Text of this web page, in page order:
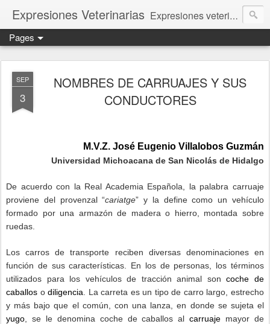
Expresiones Veterinarias Expresiones veterinarias es una publicación en linea de la biblioteca de la Facultad de Veterinaria y Zootecnia de la UNAM
Pages
SEP
3
NOMBRES DE CARRUAJES Y SUS
CONDUCTORES
M.V.Z. José Eugenio Villalobos Guzmán
Universidad Michoacana de San Nicolás de Hidalgo
De acuerdo con la Real Academia Española, la palabra carruaje
proviene del provenzal “cariatge” y la define como un vehículo
formado por una armazón de madera o hierro, montada sobre
ruedas.
Los carros de transporte reciben diversas denominaciones en
función de sus características. En los de personas, los términos
utilizados para los vehículos de tracción animal soncoche de
caballos odiligencia . La carreta es un tipo de carro largo, estrecho
y más bajo que el común, con una lanza, en donde se sujeta el
yugo , se le denomina coche de caballos alcarruaje mayor de